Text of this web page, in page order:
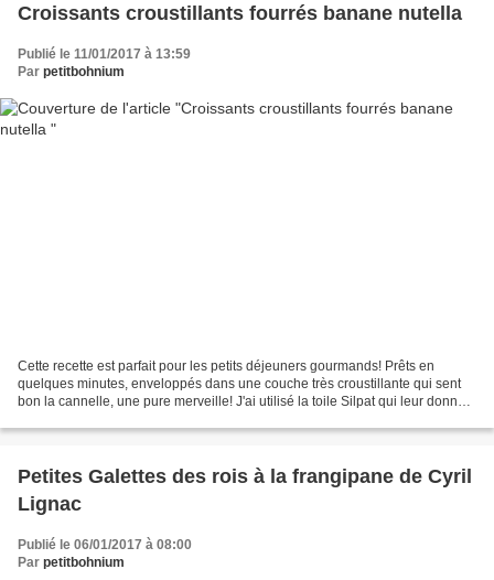
Croissants croustillants fourrés banane nutella
Publié le 11/01/2017 à 13:59
Par petitbohnium
Cette recette est parfait pour les petits déjeuners gourmands! Prêts en
quelques minutes, enveloppés dans une couche très croustillante qui sent
bon la cannelle, une pure merveille! J'ai utilisé la toile Silpat qui leur donne
Petites Galettes des rois à la frangipane de Cyril
Lignac
Publié le 06/01/2017 à 08:00
Par petitbohnium